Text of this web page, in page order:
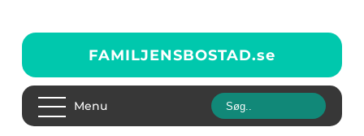
FAMILJENSBOSTAD.se
Menu